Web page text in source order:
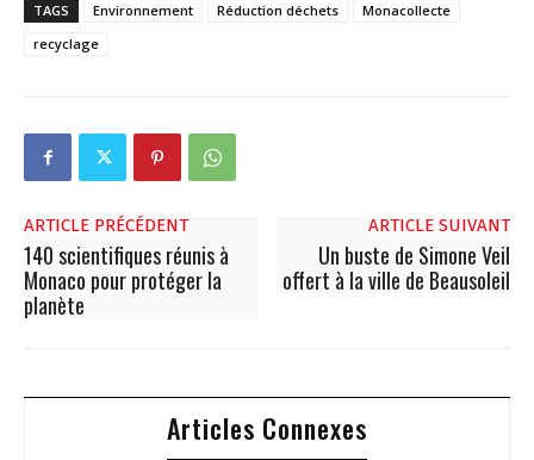
TAGS Environnement Réduction déchets
Monacollecte
recyclage
ARTICLE PRÉCÉDENT
140 scientifiques réunis à
Monaco pour protéger la
planète
ARTICLE SUIVANT
Un buste de Simone Veil
offert à la ville de Beausoleil
Articles Connexes